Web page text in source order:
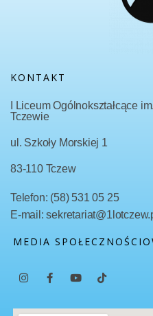
KONTAKT
I Liceum Ogólnokształcące
Tczewie
ul. Szkoły Morskiej 1
83-110 Tczew
Telefon: (58) 531 05 25
E-mail:
MEDIA